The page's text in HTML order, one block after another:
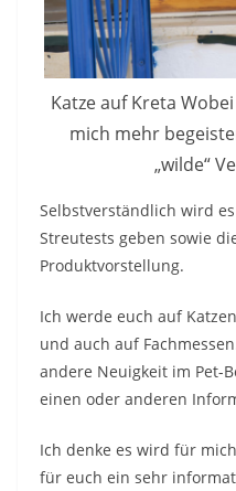
Katze auf Kreta
mich mehr
„wilde“
Selbstverständlich wird
Streutests geben sowie
Produktvorstellung.
Ich werde euch auf
und auch auf
andere Neuigkeit im Pet-
einen oder anderen
Ich denke es wird für
für euch ein sehr